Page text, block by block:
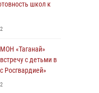
школ к
2
«Таганай»
с детьми в
Росгвардией»
2